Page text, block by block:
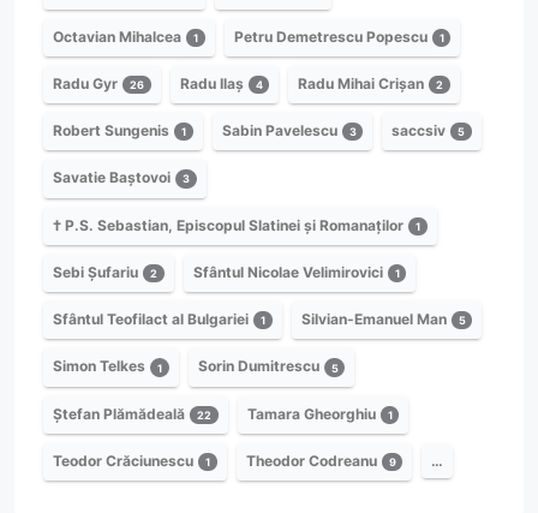
Octavian Mihalcea 1 Petru Demetrescu Popescu 1
Radu Gyr 26 Radu Ilaș 4 Radu Mihai Crișan 2
Robert Sungenis 1 Sabin Pavelescu 3 saccsiv 5
Savatie Baștovoi 3
† P.S. Sebastian, Episcopul Slatinei și Romanaților 1
Sebi Șufariu 2 Sfântul Nicolae Velimirovici 1
Sfântul Teofilact al Bulgariei 1 Silvian-Emanuel Man 5
Simon Telkes 1 Sorin Dumitrescu 5
Ștefan Plămădeală 22 Tamara Gheorghiu 1
Teodor Crăciunescu 1 Theodor Codreanu 9 …